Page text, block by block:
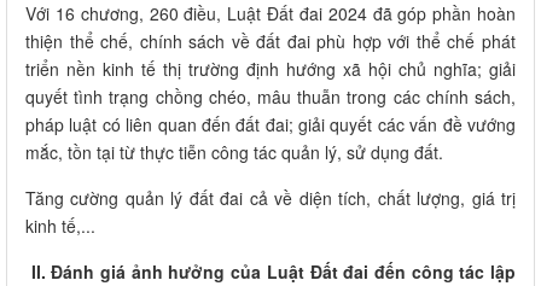
Với 16 chương, 260 điều, Luật Đất đai 2024 đã góp phần hoàn
thiện thể chế, chính sách về đất đai phù hợp với thể chế phát
triển nền kinh tế thị trường định hướng xã hội chủ nghĩa; giải
quyết tình trạng chồng chéo, mâu thuẫn trong các chính sách,
pháp luật có liên quan đến đất đai; giải quyết các vấn đề vướng
mắc, tồn tại từ thực tiễn công tác quản lý, sử dụng đất.
Tăng cường quản lý đất đai cả về diện tích, chất lượng, giá trị
kinh tế,...
II. Đánh giá ảnh hưởng của Luật Đất đai đến công tác lập